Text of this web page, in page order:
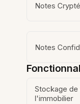
Notes
Notes
Stockage
l'immobilier